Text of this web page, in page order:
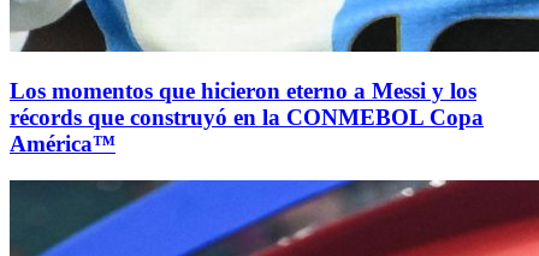
Los momentos que hicieron eterno a Messi y los
récords que construyó en la CONMEBOL Copa
América™